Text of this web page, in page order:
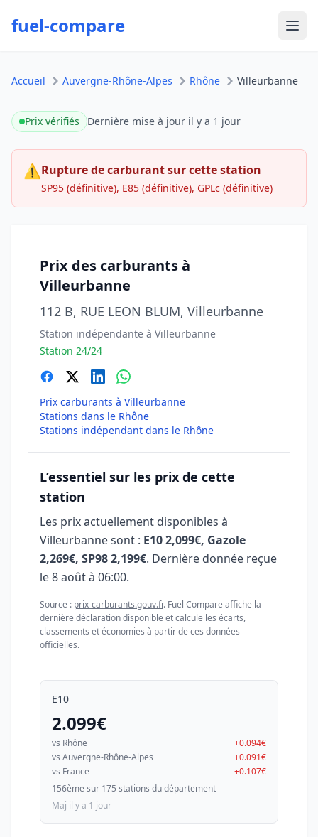
fuel-compare
Accueil Auvergne-Rhône-Alpes Rhône Villeurbanne
Prix vérifiés Dernière mise à jour il y a 1 jour
⚠Rupture de carburant sur cette station
SP95 (définitive), E85 (définitive), GPLc (définitive)
Prix des carburants à
Villeurbanne
112 B, RUE LEON BLUM, Villeurbanne
Station indépendante à Villeurbanne
Station 24/24
Prix carburants à Villeurbanne
Stations dans le Rhône
Stations indépendant dans le Rhône
L’essentiel sur les prix de cette
station
Les prix actuellement disponibles à
Villeurbanne sont : E10 2,099€, Gazole
2,269€, SP98 2,199€. Dernière donnée reçue
le8 août à 06:00.
Source : prix-carburants.gouv.fr. Fuel Compare affiche la
dernière déclaration disponible et calcule les écarts,
classements et économies à partir de ces données
officielles.
E10
2.099€
vs Rhône
+0.094€
vs Auvergne-Rhône-Alpes
+0.091€
vs France
+0.107€
156ème sur 175 stations du département
Maj il y a 1 jour